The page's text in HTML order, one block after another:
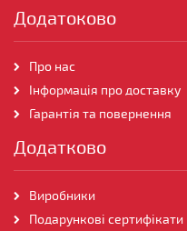
Додатоково
Про нас
Інформація про доставку
Гарантія та повернення
Додатково
Виробники
Подарункові сертифікати